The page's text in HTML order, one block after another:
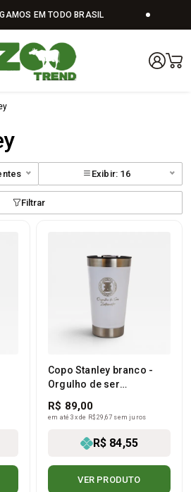
EM TODO BRASIL
Zoo Trend |
Exibir: 16
Filtrar
Copo Stanley branco -
Orgulho de ser
zootecnista
R$ 89,00
R$ 84,55
em até 3x de R$ 29,67 sem juros
VER PRODUTO